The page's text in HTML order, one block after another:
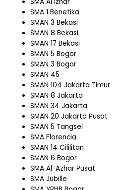
SMA 1 Benetika
SMAN 3 Bekasi
SMAN 8 Bekasi
SMAN 17 Bekasi
SMAN 5 Bogor
SMAN 3 Bogor
SMAN 45
SMAN 104 Jakarta Timur
SMAN 8 Jakarta
SMAN 34 Jakarta
SMAN 20 Jakarta Pusat
SMAN 5 Tangsel
SMA Florencia
SMAN 14 Cililitan
SMAN 6 Bogor
SMA Al-Azhar Pusat
SMA Jubille